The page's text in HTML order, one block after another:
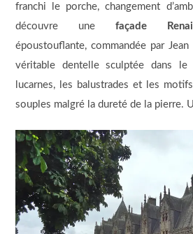
franchi le porche, changement
découvre une façade
époustouflante, commandée par Jean
véritable dentelle sculptée dans
lucarnes, les balustrades et les
souples malgré la dureté de la pierre.